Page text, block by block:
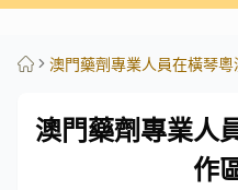
澳門藥劑專業人員在橫琴
澳門藥劑專業人
作